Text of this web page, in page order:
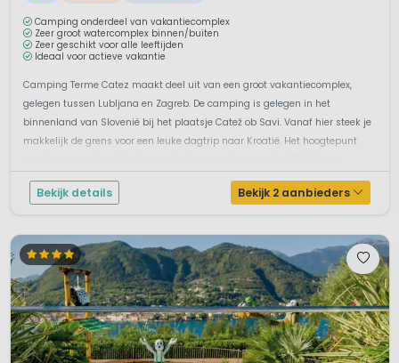
Camping onderdeel van vakantiecomplex
Zeer groot watercomplex binnen/buiten
Zeer geschikt voor alle leeftijden
Ideaal voor actieve vakantie
Camping Terme Catez maakt deel uit van een groot vakantiecomplex,
gelegen tussen Lubljana en Zagreb. De camping is gelegen in het
binnenland van Slovenië bij het plaatsje Catež ob Savi. Vanaf hier steek je
makkelijk de grens voor een leuke dagtrip naar Kroatië. Het hoogtepunt
Bekijk details Bekijk 2 aanbieders